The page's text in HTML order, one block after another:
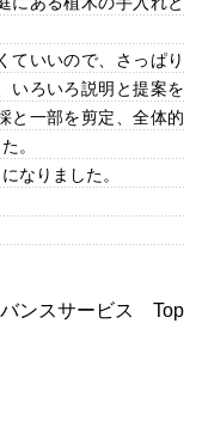
ていいので、さっぱり
いろいろ説明と提案を
と一部を剪定、全体的
。
なりました。
ンスサービス Top